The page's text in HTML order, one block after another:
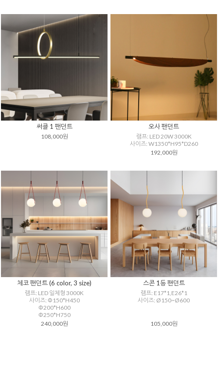
써클 1 팬던트
108,000원
오사 팬던트
램프: LED 20W 3000K
사이즈: W1350*H95*D260
192,000원
체코 팬던트 (6 color, 3 size)
램프: LED 일체형 3000K
사이즈: Φ150*H450
Φ200*H600
Φ250*H750
240,000원
스콘 1등 팬던트
램프: E17*1,E26*1
사이즈: Ø150~Ø600
105,000원